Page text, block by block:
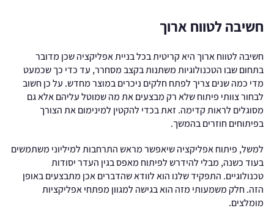
חשיבה לטווח ארוך
חשיבה לטווח ארוך היא קריטית בכל בניית אפליקציה שכן מדובר
בתחום שבו הטכנולוגיות משתנות בקצב מסחרר, עד כדי כך שכמעט
מדי כמה שנים צריך לפתח חלקים ניכרים במוצר מחדש. על כן חשוב
לבחור צוותי פיתוח שלא רק מבצעים את מה שמוטל עליהם אלא גם
מסוגלים לראות קדימה. זאת בכדי להקטין למינימום את הצורך
בפיתוחים חוזרים בהמשך.
למשל, פיתוח אפליקציה שיאפשר מראש התרחבות למיליוני משתמשים
בעוד כשנה, מבלי להידרש לפיתוח מאפס בגין העדר יסודות
טכנולוגיים. התפקיד שלנו הוא לוודא שהדברים אכן מתבצעים באופן
הזה. חלק משמעותי מזה הוא בגישה למגוון מפתחי אפליקציות
מומלצים.